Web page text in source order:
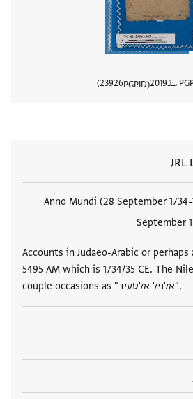
2019
PGPID
23926
JRL
5495 Anno Mundi (28 September
September
Accounts in Judaeo-Arabic or perhaps
5495 AM which is 1734/35 CE. The
couple occasions as "אלניל אלסעיד".